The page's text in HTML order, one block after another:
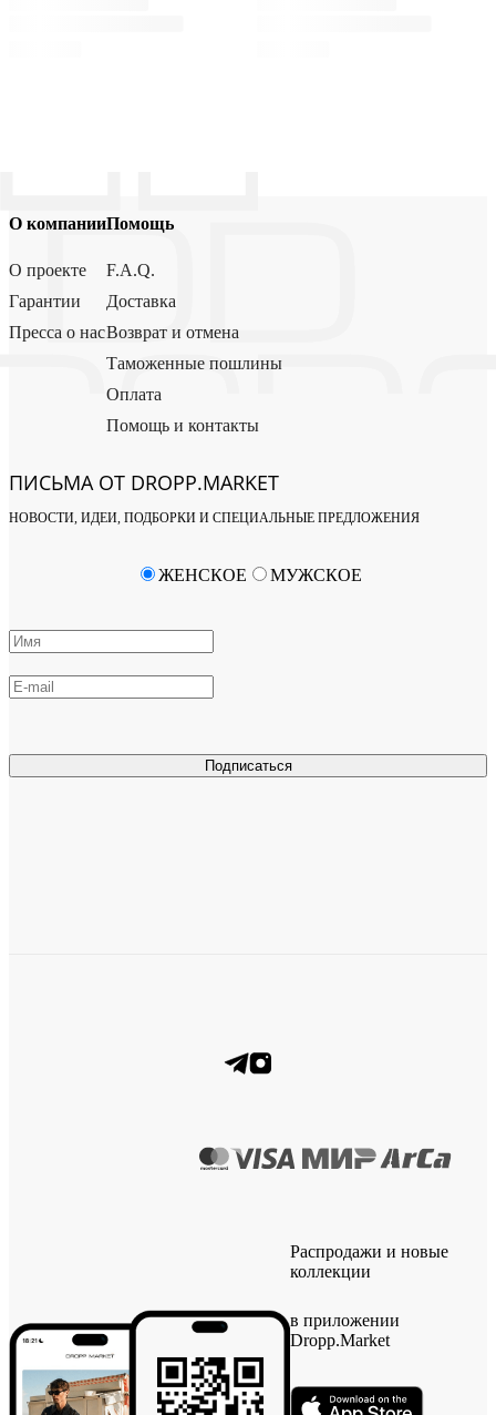
О компании
О проекте
Гарантии
Пресса о нас
Помощь
F.A.Q.
Доставка
Возврат и отмена
Таможенные пошлины
Оплата
Помощь и контакты
ПИСЬМА ОТ DROPP.MARKET
НОВОСТИ, ИДЕИ, ПОДБОРКИ И СПЕЦИАЛЬНЫЕ ПРЕДЛОЖЕНИЯ
Подписаться
ЖЕНСКОЕ МУЖСКОЕ
Распродажи и новые
коллекции
в приложении
Dropp.Market